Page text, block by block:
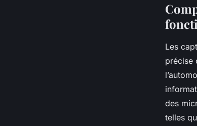
Les
précise
des
telles